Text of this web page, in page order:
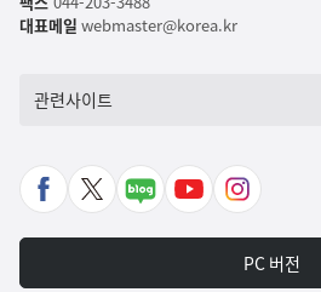
대표메일 webmaster@korea.kr
관련사이트
페
북
X
가
네
포
유
바
인
타
그
PC 버전